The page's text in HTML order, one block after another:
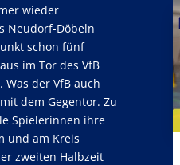
wieder
Neudorf-Döbeln
schon fünf
im Tor des VfB
der VfB auch
dem Gegentor. Zu
Spielerinnen ihre
und am Kreis
zweiten Halbzeit